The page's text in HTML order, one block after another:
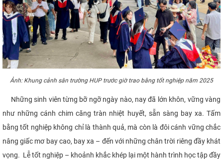
Ảnh: Khung cảnh sân trường HUP trước giờ trao bằng tốt nghiệp năm 2025
Những sinh viên từng bỡ ngỡ ngày nào, nay đã lớn khôn, vững vàng
như những cánh chim căng tràn nhiệt huyết, sẵn sàng bay xa. Tấm
bằng tốt nghiệp không chỉ là thành quả, mà còn là đôi cánh vững chắc
nâng giấc mơ bay cao, bay xa – đến với những chân trời riêng đầy khát
vọng. Lễ tốt nghiệp – khoảnh khắc khép lại một hành trình học tập đầy